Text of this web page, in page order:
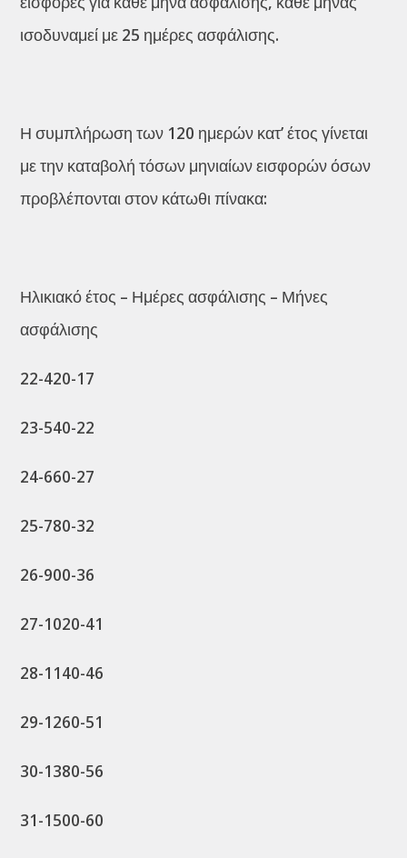
ισοδυναμεί με 25 ημέρες ασφάλισης.
Η συμπλήρωση των 120 ημερών κατ’ έτος γίνεται
με την καταβολή τόσων μηνιαίων εισφορών όσων
προβλέπονται στον κάτωθι πίνακα:
Ηλικιακό έτος – Ημέρες ασφάλισης – Μήνες
ασφάλισης
22-420-17
23-540-22
24-660-27
25-780-32
26-900-36
27-1020-41
28-1140-46
29-1260-51
30-1380-56
31-1500-60